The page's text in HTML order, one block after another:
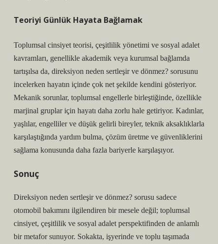
Teoriyi Günlük Hayata Bağlamak
Toplumsal cinsiyet teorisi, çeşitlilik yönetimi ve sosyal adalet
kavramları, genellikle akademik veya kurumsal bağlamda
tartışılsa da, direksiyon neden sertleşir ve dönmez? sorusunu
incelerken hayatın içinde çok net şekilde kendini gösteriyor.
Mekanik sorunlar, toplumsal engellerle birleştiğinde, özellikle
marjinal gruplar için hayatı daha zorlu hale getiriyor. Kadınlar,
yaşlılar, engelliler ve düşük gelirli bireyler, teknik aksaklıklarla
karşılaştığında yardım bulma, çözüm üretme ve güvenliklerini
sağlama konusunda daha fazla bariyerle karşılaşıyor.
Sonuç
Direksiyon neden sertleşir ve dönmez? sorusu sadece
otomobil bakımını ilgilendiren bir mesele değil; toplumsal
cinsiyet, çeşitlilik ve sosyal adalet perspektifinden de anlamlı
bir metafor sunuyor. Sokakta, işyerinde ve toplu taşımada